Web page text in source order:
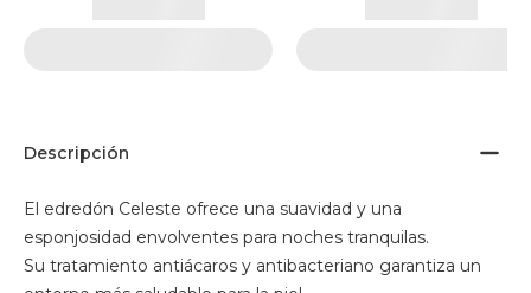
Descripción
El edredón Celeste ofrece una suavidad y una
esponjosidad envolventes para noches tranquilas.
Su tratamiento antiácaros y antibacteriano garantiza un